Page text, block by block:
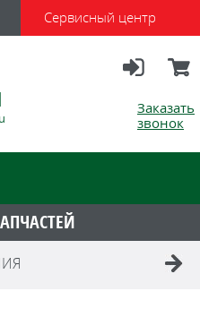
Сервисный центр
Заказать
звонок